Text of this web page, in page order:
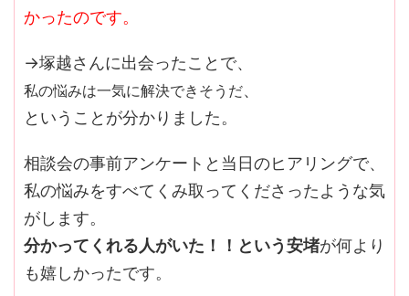
かったのです。
→塚越さんに出会ったことで、
私の悩みは一気に解決できそうだ、
ということが分かりました。
相談会の事前アンケートと当日のヒアリングで、
私の悩みをすべてくみ取ってくださったような気
がします。
分かってくれる人がいた！！という安堵が何より
も嬉しかったです。